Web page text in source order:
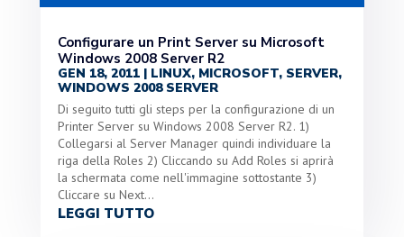
Configurare un Print Server su Microsoft
Windows 2008 Server R2
GEN 18, 2011| LINUX, MICROSOFT, SERVER,
WINDOWS 2008 SERVER
Di seguito tutti gli steps per la configurazione di un
Printer Server su Windows 2008 Server R2. 1)
Collegarsi al Server Manager quindi individuare la
riga della Roles 2) Cliccando su Add Roles si aprirà
la schermata come nell'immagine sottostante 3)
Cliccare su Next...
LEGGI TUTTO